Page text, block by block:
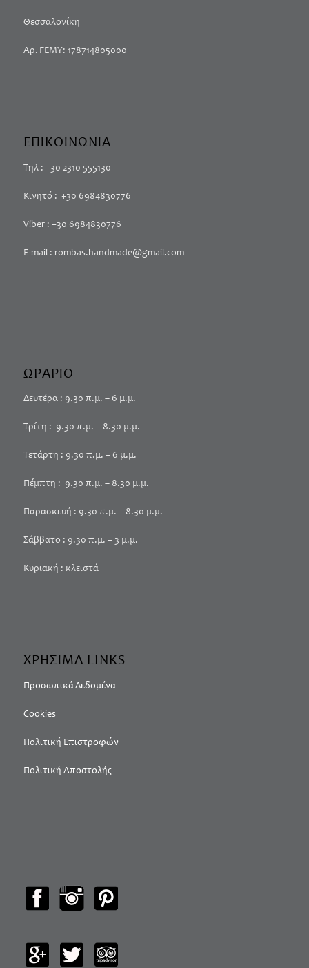
Θεσσαλονίκη
Αρ. ΓΕΜΥ: 178714805000
ΕΠΙΚΟΙΝΩΝΙΑ
Τηλ : +30 2310 555130
Κινητό : +30 6984830776
Viber : +30 6984830776
E-mail : rombas.handmade@gmail.com
ΩΡΑΡΙΟ
Δευτέρα : 9.30 π.μ. – 6 μ.μ.
Τρίτη : 9.30 π.μ. – 8.30 μ.μ.
Τετάρτη : 9.30 π.μ. – 6 μ.μ.
Πέμπτη : 9.30 π.μ. – 8.30 μ.μ.
Παρασκευή : 9.30 π.μ. – 8.30 μ.μ.
Σάββατο : 9.30 π.μ. – 3 μ.μ.
Κυριακή : κλειστά
ΧΡΗΣΙΜΑ LINKS
Προσωπικά Δεδομένα
Cookies
Πολιτική Επιστροφών
Πολιτική Αποστολής